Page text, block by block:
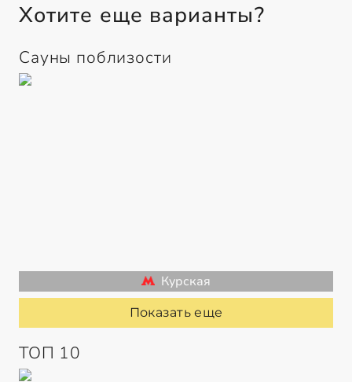
Хотите еще варианты?
Сауны поблизости
Курская
Показать еще
ТОП 10